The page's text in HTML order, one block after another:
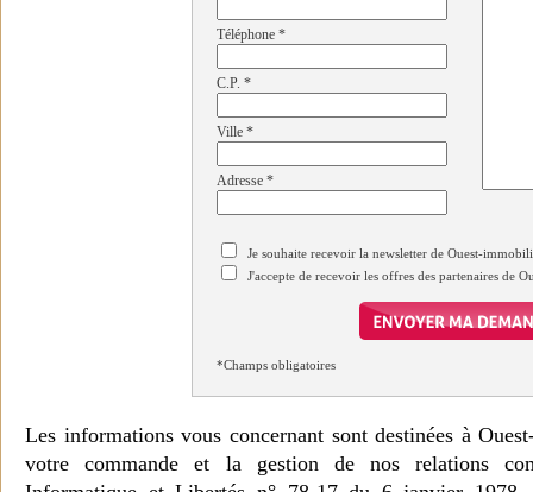
Téléphone *
C.P. *
Ville *
Adresse *
Je souhaite recevoir la newsletter de Ouest-
J'accepte de recevoir les offres des partenaires de
*Champs obligatoires
Les informations vous concernant sont destinées à
votre commande et la gestion de nos relations